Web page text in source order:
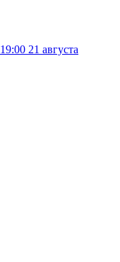
19:00 21 августа